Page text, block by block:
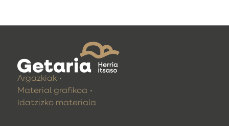
Argazkiak
Material grafikoa
Idatzizko materiala